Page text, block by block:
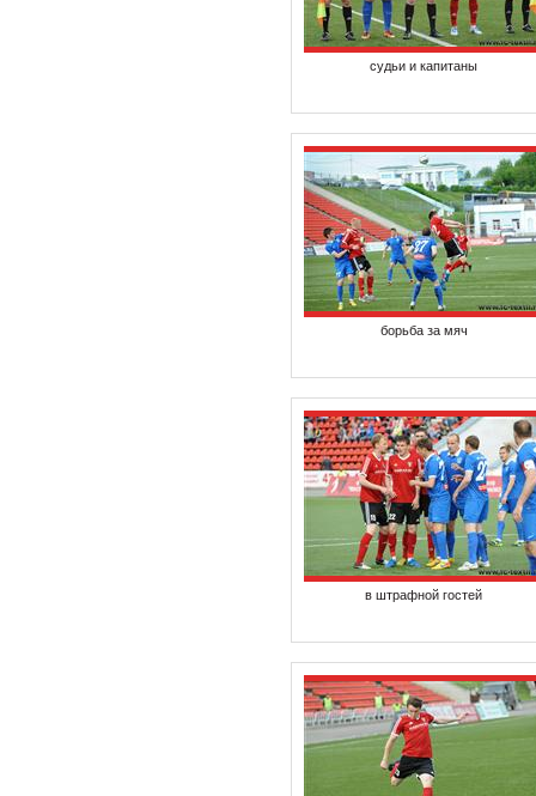
судьи и капитаны
борьба за мяч
в штрафной гостей